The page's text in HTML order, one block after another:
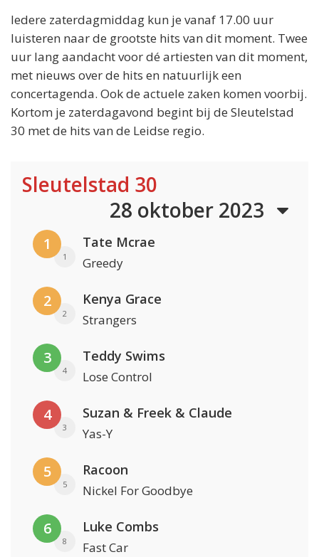
Iedere zaterdagmiddag kun je vanaf 17.00 uur
luisteren naar de grootste hits van dit moment. Twee
uur lang aandacht voor dé artiesten van dit moment,
met nieuws over de hits en natuurlijk een
concertagenda. Ook de actuele zaken komen voorbij.
Kortom je zaterdagavond begint bij de Sleutelstad
30 met de hits van de Leidse regio.
Sleutelstad 30
28 oktober 2023
1
1
Tate Mcrae
Greedy
2
2
Kenya Grace
Strangers
3
4
Teddy Swims
Lose Control
4
3
Suzan & Freek & Claude
Yas-Y
5
5
Racoon
Nickel For Goodbye
6
8
Luke Combs
Fast Car